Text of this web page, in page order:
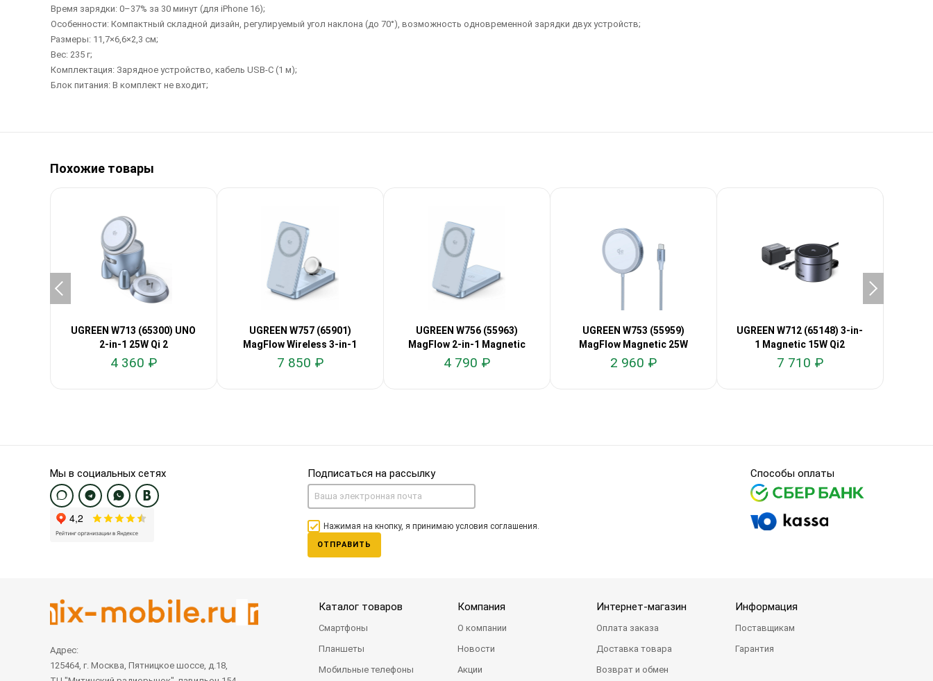
Время зарядки: 0–37% за 30 минут (для iPhone 16);
Особенности: Компактный складной дизайн, регулируемый угол наклона (до 70°), возможность одновременной зарядки двух устройств;
Размеры: 11,7×6,6×2,3 см;
Вес: 235 г;
Комплектация: Зарядное устройство, кабель USB-C (1 м);
Блок питания: В комплект не входит;
Похожие товары
UGREEN W713 (65300) UNO
2-in-1 25W Qi 2
4 360 ₽
UGREEN W757 (65901)
MagFlow Wireless 3-in-1
25W QI
7 850 ₽
UGREEN W756 (55963)
MagFlow 2-in-1 Magnetic
25W
4 790 ₽
UGREEN W753 (55959)
MagFlow Magnetic 25W
Qi2.2
2 960 ₽
UGREEN W712 (65148) 3-in-
1 Magnetic 15W Qi2
7 710 ₽
Мы в социальных сетях Подписаться на рассылку
Нажимая на кнопку, я принимаю условия соглашения.
ОТПРАВИТЬ
Способы оплаты
Адрес:
125464, г. Москва, Пятницкое шоссе, д.18,
Каталог товаров
Смартфоны
Планшеты
Мобильные телефоны
Компания
О компании
Новости
Акции
Интернет-магазин
Оплата заказа
Доставка товара
Возврат и обмен
Информация
Поставщикам
Гарантия